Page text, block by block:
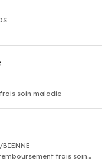
soin maladie
BIENNE
frais soin